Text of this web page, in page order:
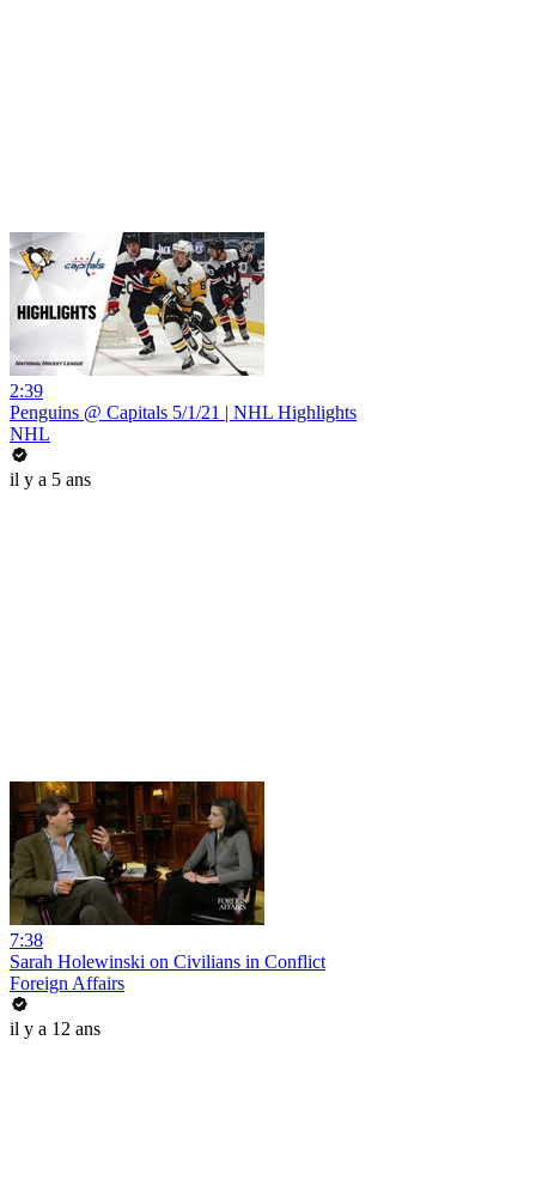
2:39
Penguins @ Capitals 5/1/21 | NHL Highlights
NHL
il y a 5 ans
7:38
Sarah Holewinski on Civilians in Conflict
Foreign Affairs
il y a 12 ans